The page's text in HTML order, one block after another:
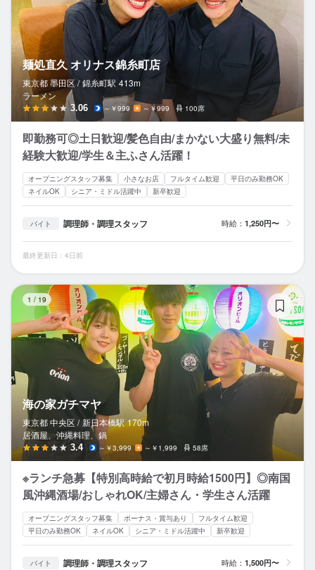
麺処直久 オリナス錦糸町店
東京都 墨田区 / 錦糸町駅 413m
ラーメン
3.06 ～￥999 ～￥999 100席
即勤務可◎土日歓迎/髪色自由/まかない大盛り無料/未
経験大歓迎/学生＆主ふさん活躍！
オープニングスタッフ募集 小さなお店 フルタイム歓迎
平日のみ勤務OK
ネイルOK
シニア・ミドル活躍中 新卒歓迎
バイト 調理師・調理スタッフ 時給： 1,250円〜
最終更新日：4日前
1 / 19
海の家ガチマヤ
東京都 中央区 / 新日本橋駅 170m
居酒屋、沖縄料理、鍋
3.4 ～￥3,999 ～￥1,999 58席
※ランチ急募【特別高時給で初月時給1500円】◎南国
風沖縄酒場/おしゃれOK/主婦さん・学生さん活躍
オープニングスタッフ募集 ボーナス・賞与あり
フルタイム歓迎
平日のみ勤務OK
ネイルOK シニア・ミドル活躍中 新卒歓迎
バイト 調理師・調理スタッフ 時給： 1,500円〜